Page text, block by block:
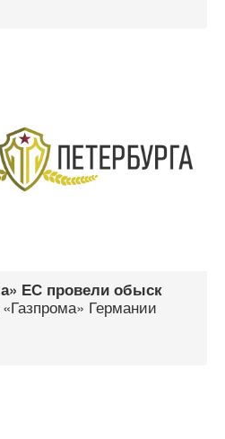
ЕС провели обыск
Германии